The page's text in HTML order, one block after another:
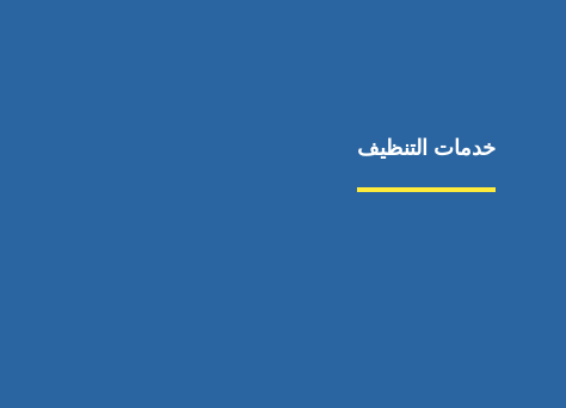
خدمات التنظيف